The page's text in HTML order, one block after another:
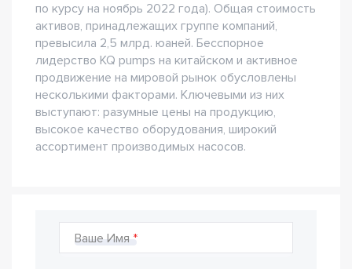
по курсу на ноябрь 2022 года). Общая стоимость
активов, принадлежащих группе компаний,
превысила 2,5 млрд. юаней. Бесспорное
лидерство KQ pumps на китайском и активное
продвижение на мировой рынок обусловлены
несколькими факторами. Ключевыми из них
выступают: разумные цены на продукцию,
высокое качество оборудования, широкий
ассортимент производимых насосов.
Ваше Имя